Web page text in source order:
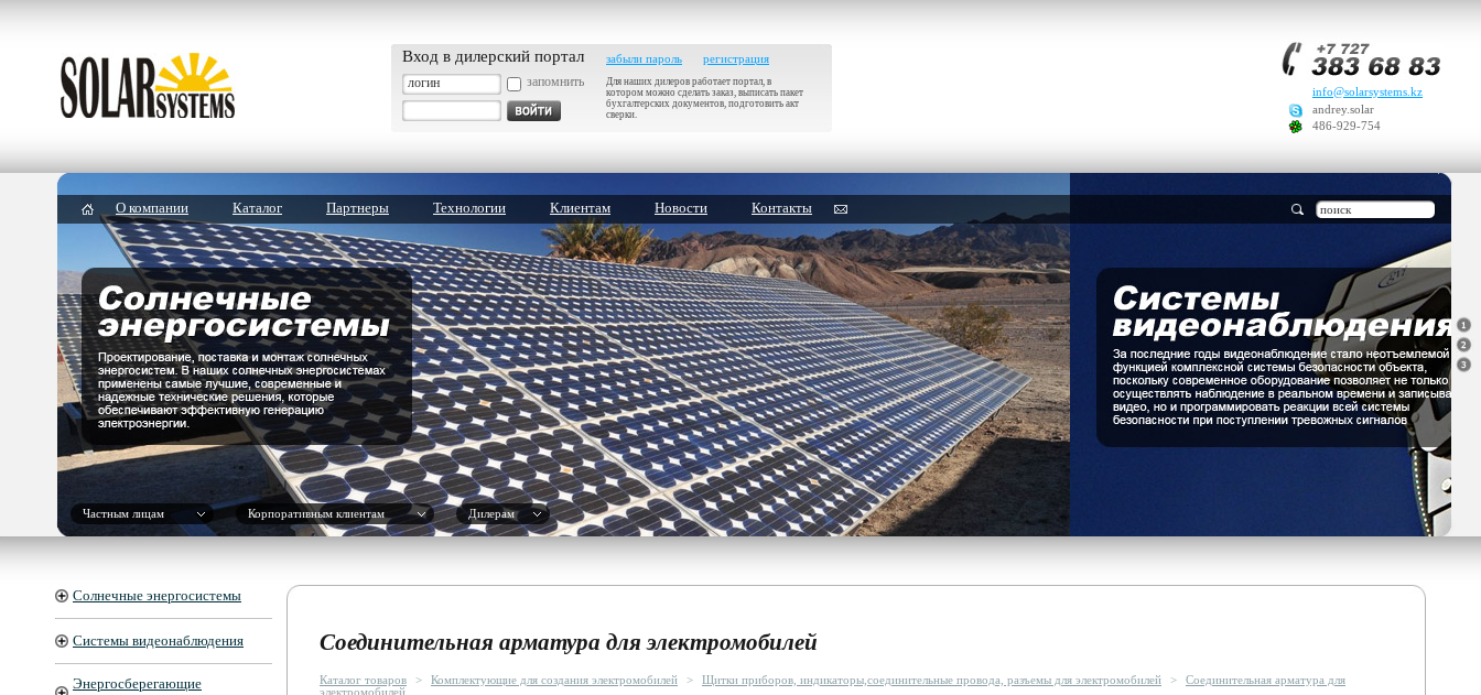
Вход в дилерский портал
запомнить
забыли пароль регистрация
Для наших дилеров работает портал, в
котором можно сделать заказ, выписать пакет
бухгалтерских документов, подготовить акт
сверки.
info@solarsystems.kz
andrey.solar
486-929-754
О компании Каталог Партнеры Технологии Клиентам Новости Контакты
Частным лицам Корпоративным клиентам Дилерам
Солнечные энергосистемы
Системы видеонаблюдения
Энергосберегающие
Соединительная арматура для электромобилей
Каталог товаров > Комплектующие для создания электромобилей > Щитки приборов, индикаторы,соединительные провода, разъемы для электромобилей >
Соединительная арматура для
электромобилей